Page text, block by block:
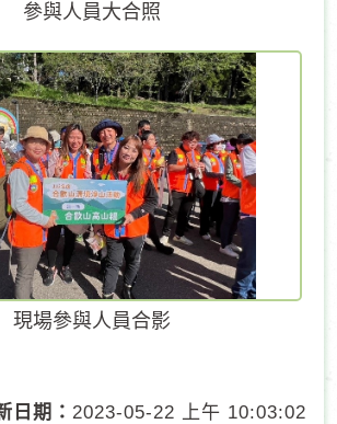
參與人員大合照
現場參與人員合影
日期： 2023-05-22 上午 10:03:02